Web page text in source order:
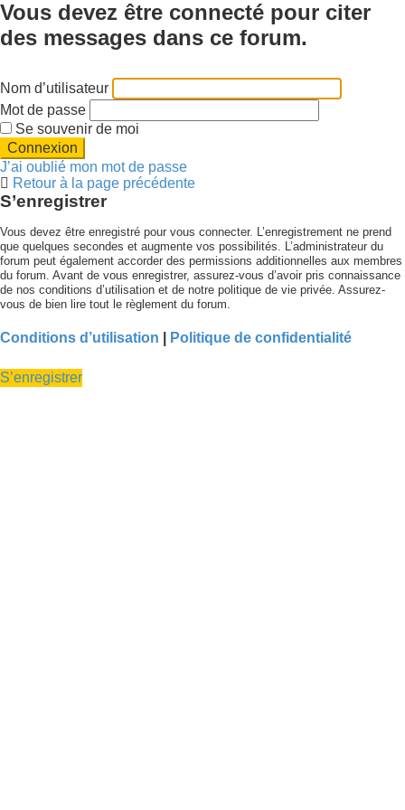
Vous devez être connecté pour citer
des messages dans ce forum.
Nom d’utilisateur
Mot de passe
Se souvenir de moi
J’ai oublié mon mot de passe
Retour à la page précédente
S’enregistrer
Vous devez être enregistré pour vous connecter. L’enregistrement ne prend
que quelques secondes et augmente vos possibilités. L’administrateur du
forum peut également accorder des permissions additionnelles aux membres
du forum. Avant de vous enregistrer, assurez-vous d’avoir pris connaissance
de nos conditions d’utilisation et de notre politique de vie privée. Assurez-
vous de bien lire tout le règlement du forum.
Conditions d’utilisation Politique de confidentialité
S’enregistrer